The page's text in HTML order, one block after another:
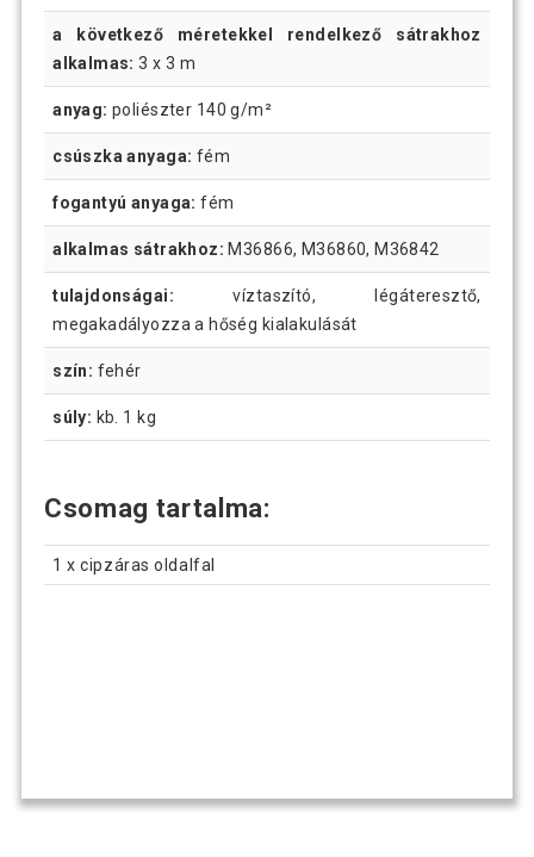
a következő méretekkel rendelkező sátrakhoz
alkalmas: 3 x 3 m
anyag: poliészter 140 g/m²
csúszka anyaga: fém
fogantyú anyaga: fém
alkalmas sátrakhoz: M36866, M36860, M36842
tulajdonságai: víztaszító, légáteresztő,
megakadályozza a hőség kialakulását
szín: fehér
súly: kb. 1 kg
Csomag tartalma:
1 x cipzáras oldalfal